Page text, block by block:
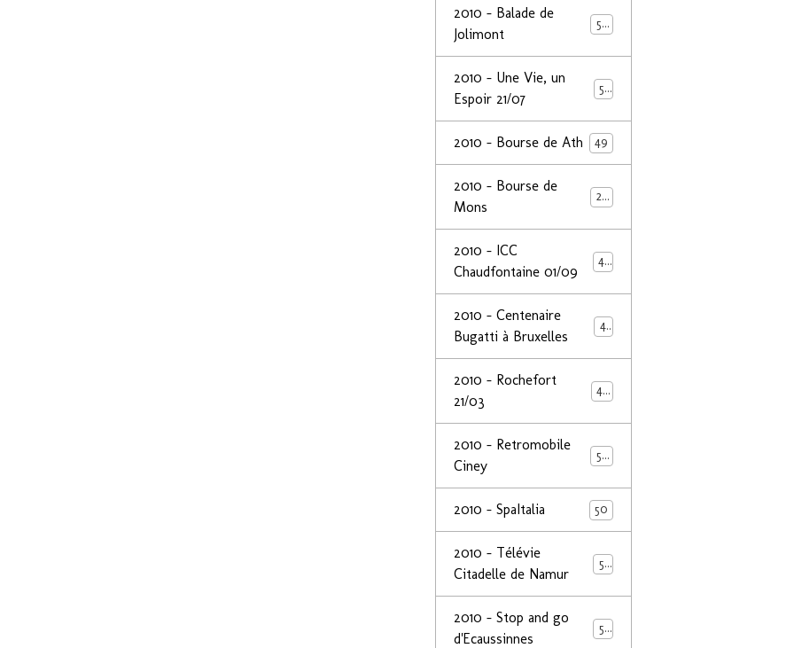
2010 - Balade de
Jolimont
50
2010 - Une Vie, un
Espoir 21/07
53
2010 - Bourse de Ath 49
2010 - Bourse de
Mons
29
2010 - ICC
Chaudfontaine 01/09
44
2010 - Centenaire
Bugatti à Bruxelles
44
2010 - Rochefort
21/03
47
2010 - Retromobile
Ciney
50
2010 - SpaItalia 50
2010 - Télévie
Citadelle de Namur
50
2010 - Stop and go
d'Ecaussinnes
50